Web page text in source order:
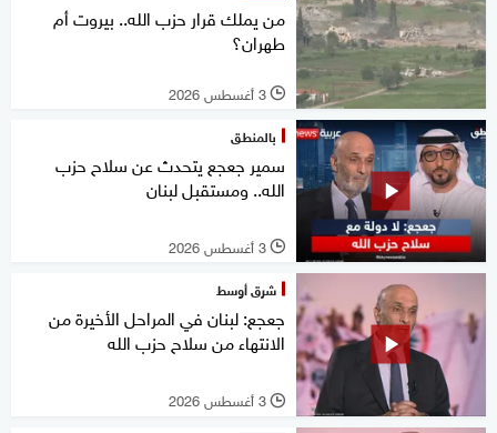
من يملك قرار حزب الله.. بيروت أم
طهران؟
l 3 أغسطس 2026
بالمنطق
سمير جعجع يتحدث عن سلاح حزب
الله.. ومستقبل لبنان
l 3 أغسطس 2026
شرق أوسط
جعجع: لبنان في المراحل الأخيرة من
الانتهاء من سلاح حزب الله
l 3 أغسطس 2026